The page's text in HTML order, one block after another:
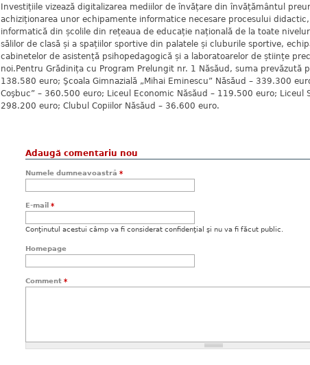
Investițiile vizează digitalizarea mediilor de învățare din învățământul
achiziționarea unor echipamente informatice necesare procesului
informatică din școlile din rețeaua de educație națională de la toate
sălilor de clasă și a spațiilor sportive din palatele și cluburile sportive,
cabinetelor de asistență psihopedagogică și a laboratoarelor de științe
noi.Pentru Grădinița cu Program Prelungit nr. 1 Năsăud, suma prevăzută
138.580 euro; Şcoala Gimnazială „Mihai Eminescu” Năsăud – 339.300
Coşbuc” – 360.500 euro; Liceul Economic Năsăud – 119.500 euro; Liceul
298.200 euro; Clubul Copiilor Năsăud – 36.600 euro.
Adaugă comentariu nou
Numele dumneavoastră *
E-mail *
Conţinutul acestui câmp va fi considerat confidenţial şi nu va fi făcut public.
Homepage
Comment *